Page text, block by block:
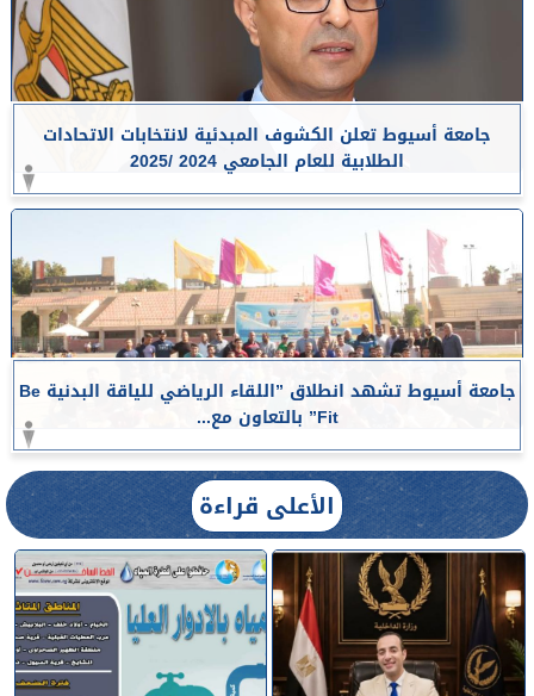
جامعة أسيوط تعلن الكشوف المبدئية لانتخابات الاتحادات
الطلابية للعام الجامعي 2024 /2025
جامعة أسيوط تشهد انطلاق ”اللقاء الرياضي للياقة البدنية Be
Fit” بالتعاون مع...
الأعلى قراءة